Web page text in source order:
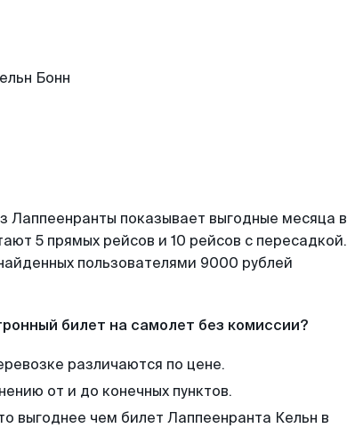
Лаппеенранты показывает выгодные месяца в
5 прямых рейсов и 10 рейсов с пересадкой.
пользователями 9000 рублей
билет на самолет без комиссии?
различаются по цене.
от и до конечных пунктов.
выгоднее чем билет Лаппеенранта Кельн в